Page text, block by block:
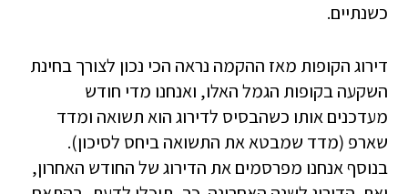
כשנתיים.
דירוג הקופות מאז ההקמה נראה הכי נכון לצורך בחינת
השקעה בקופות הגמל האלו, ואנחנו מדי חודש
מעדכנים אותו כשהבסיס לדירוג הוא תשואה ומדד
שארפ (מדד שמבטא את התשואה ביחס לסיכון).
בנוסף אנחנו מפרסמים את הדירוג של החודש האחרון,